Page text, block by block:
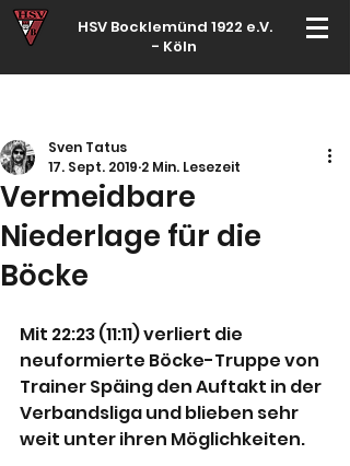
HSV Bocklemünd 1922 e.V.
- Köln
Vermeidbare
Niederlage für die
Böcke
Sven Tatus
17. Sept. 2019 2 Min. Lesezeit
Mit 22:23 (11:11) verliert die
neuformierte Böcke-Truppe von
Trainer Späing den Auftakt in der
Verbandsliga und blieben sehr
weit unter ihren Möglichkeiten.